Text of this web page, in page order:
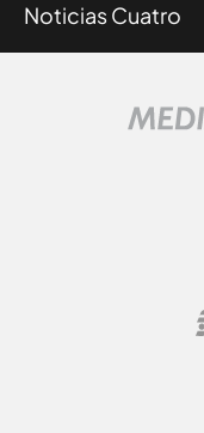
Noticias Cuatro